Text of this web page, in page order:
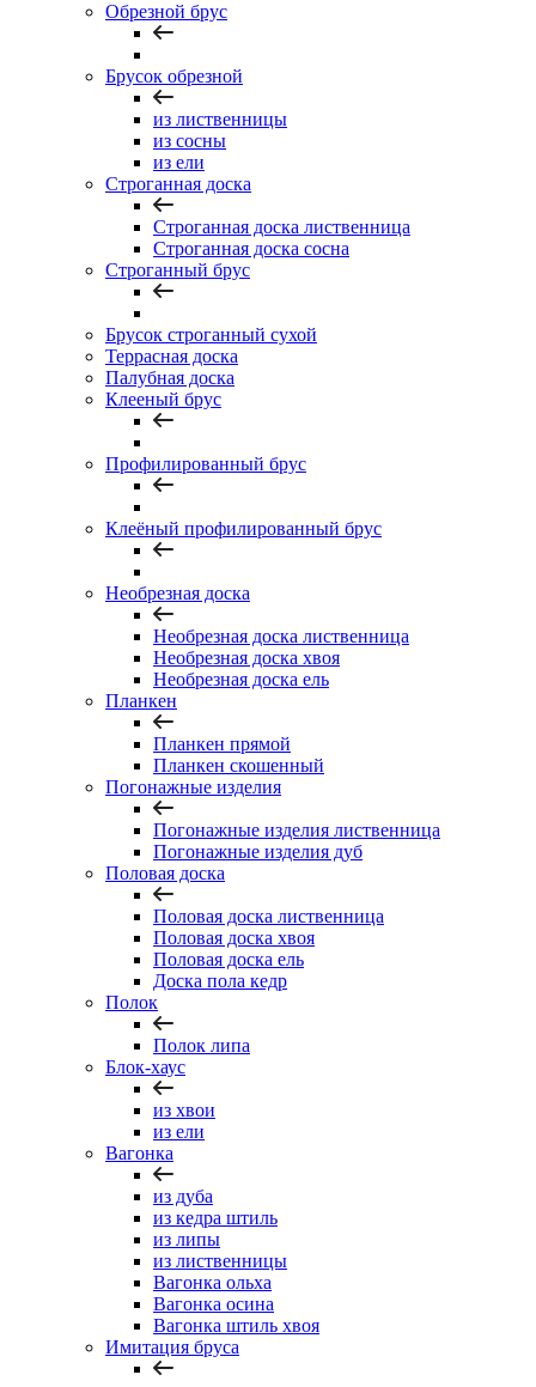
Обрезной брус
Брусок обрезной
из лиственницы
из сосны
из ели
Строганная доска
Строганная доска лиственница
Строганная доска сосна
Строганный брус
Брусок строганный сухой
Террасная доска
Палубная доска
Клееный брус
Профилированный брус
Клеёный профилированный брус
Необрезная доска
Необрезная доска лиственница
Необрезная доска хвоя
Необрезная доска ель
Планкен
Планкен прямой
Планкен скошенный
Погонажные изделия
Погонажные изделия лиственница
Погонажные изделия дуб
Половая доска
Половая доска лиственница
Половая доска хвоя
Половая доска ель
Доска пола кедр
Полок
Полок липа
Блок-хаус
из хвои
из ели
Вагонка
из дуба
из кедра штиль
из липы
из лиственницы
Вагонка ольха
Вагонка осина
Вагонка штиль хвоя
Имитация бруса